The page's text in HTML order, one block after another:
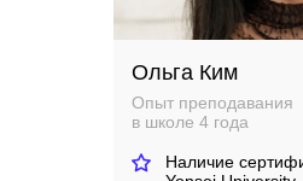
Ольга Ким
Опыт преподавания
в школе 4 года
Наличие